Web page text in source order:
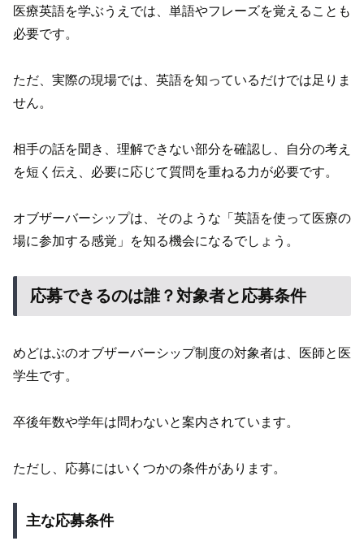
医療英語を学ぶうえでは、単語やフレーズを覚えることも
必要です。
ただ、実際の現場では、英語を知っているだけでは足りま
せん。
相手の話を聞き、理解できない部分を確認し、自分の考え
を短く伝え、必要に応じて質問を重ねる力が必要です。
オブザーバーシップは、そのような「英語を使って医療の
場に参加する感覚」を知る機会になるでしょう。
応募できるのは誰？対象者と応募条件
めどはぶのオブザーバーシップ制度の対象者は、医師と医
学生です。
卒後年数や学年は問わないと案内されています。
ただし、応募にはいくつかの条件があります。
主な応募条件